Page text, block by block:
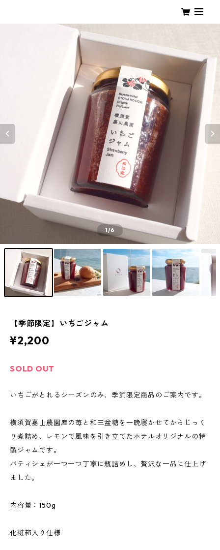
1/6
【季節限定】いちごジャム
¥2,200
SOLD OUT
いちごがとれるシーズンのみ、季節限定商品のご案内です。
横須賀嘉山農園産の苺と和三盆糖を一晩寝かせてからじっく
り煮詰め、レモンで風味を引き立てたホテルオリジナルの特
製ジャムです。
パティシェが一つ一つ丁寧に瓶詰めし、贅沢な一品に仕上げ
ました。
内容量：150g
化粧箱入り仕様